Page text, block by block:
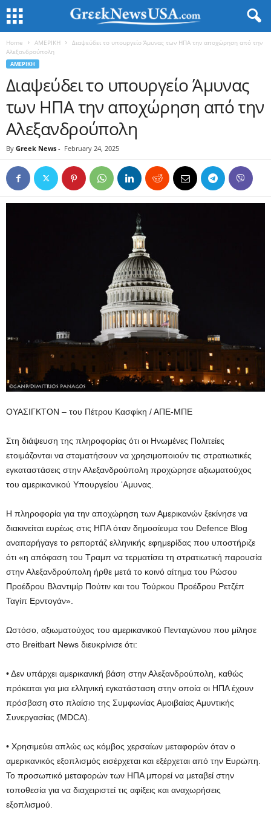
Home ΑΜΕΡΙΚΗ
Διαψεύδει το υπουργείο Άμυνας των ΗΠΑ την αποχώρηση από την
Αλεξανδρούπολη
ΑΜΕΡΙΚΗ
Διαψεύδει το υπουργείο Άμυνας
των ΗΠΑ την αποχώρηση από την
Αλεξανδρούπολη
By Greek News - February 24, 2025
ΟΥΑΣΙΓΚΤΟΝ – του Πέτρου Κασφίκη / ΑΠΕ-ΜΠΕ
Στη διάψευση της πληροφορίας ότι οι Ηνωμένες Πολιτείες
ετοιμάζονται να σταματήσουν να χρησιμοποιούν τις στρατιωτικές
εγκαταστάσεις στην Αλεξανδρούπολη προχώρησε αξιωματούχος
του αμερικανικού Υπουργείου ‘Αμυνας.
Η πληροφορία για την αποχώρηση των Αμερικανών ξεκίνησε να
διακινείται ευρέως στις ΗΠΑ όταν δημοσίευμα του Defence Blog
αναπαρήγαγε το ρεπορτάζ ελληνικής εφημερίδας που υποστήριζε
ότι «η απόφαση του Τραμπ να τερματίσει τη στρατιωτική παρουσία
στην Αλεξανδρούπολη ήρθε μετά το κοινό αίτημα του Ρώσου
Προέδρου Βλαντιμίρ Πούτιν και του Τούρκου Προέδρου Ρετζέπ
Ταγίπ Ερντογάν».
Ωστόσο, αξιωματούχος του αμερικανικού Πενταγώνου που μίλησε
στο Breitbart News διευκρίνισε ότι:
• Δεν υπάρχει αμερικανική βάση στην Αλεξανδρούπολη, καθώς
πρόκειται για μια ελληνική εγκατάσταση στην οποία οι ΗΠΑ έχουν
πρόσβαση στο πλαίσιο της Συμφωνίας Αμοιβαίας Αμυντικής
Συνεργασίας (MDCA).
• Χρησιμεύει απλώς ως κόμβος χερσαίων μεταφορών όταν ο
αμερικανικός εξοπλισμός εισέρχεται και εξέρχεται από την Ευρώπη.
Το προσωπικό μεταφορών των ΗΠΑ μπορεί να μεταβεί στην
τοποθεσία για να διαχειριστεί τις αφίξεις και αναχωρήσεις
εξοπλισμού.